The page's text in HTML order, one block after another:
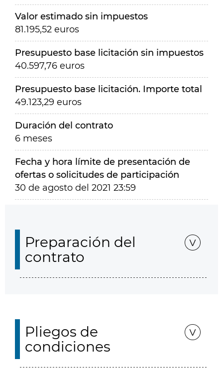
Valor estimado sin impuestos
81.195,52 euros
Presupuesto base licitación sin impuestos
40.597,76 euros
Presupuesto base licitación. Importe total
49.123,29 euros
Duración del contrato
6 meses
Fecha y hora límite de presentación de
ofertas o solicitudes de participación
30 de agosto del 2021 23:59
Preparación del
contrato
Pliegos de
condiciones